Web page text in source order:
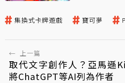
集換式卡牌遊戲 寶可夢
← 上一篇
取代文字創作人？亞馬遜
將ChatGPT等AI列為作者